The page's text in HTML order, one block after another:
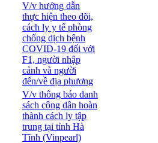
V/v hướng dẫn
thực hiện theo dõi,
cách ly y tế phòng
chống dịch bệnh
COVID-19 đối với
F1, người nhập
cảnh và người
đến/về địa phương
V/v thông báo danh
sách công dân hoàn
thành cách ly tập
trung tại tỉnh Hà
Tĩnh (Vinpearl)